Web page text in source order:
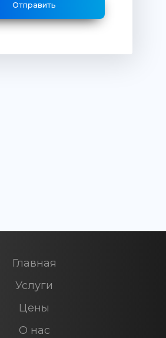
Главная
Услуги
Цены
О нас